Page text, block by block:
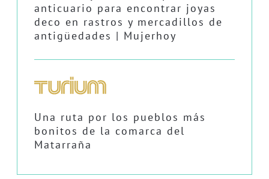
anticuario para encontrar joyas
deco en rastros y mercadillos de
antigüedades | Mujerhoy
Una ruta por los pueblos más
bonitos de la comarca del
Matarraña